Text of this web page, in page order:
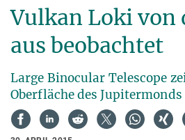
Vulkan Loki von
aus beobachtet
Large Binocular Telescope
Oberfläche des Jupitermonds